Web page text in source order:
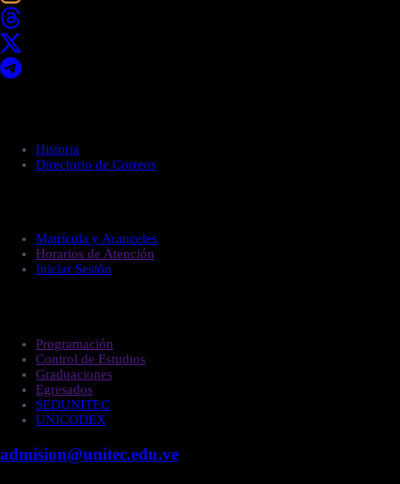
Historia
Directorio de Correos
Matrícula y Aranceles
Horarios de Atención
Iniciar Sesión
Programación
Control de Estudios
Graduaciones
Egresados
SEDUNITEC
UNICODEX
admision@unitec.edu.ve